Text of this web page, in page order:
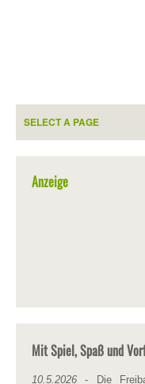
Anzeige
Mit Spiel, Spaß und
10.5.2026- Die